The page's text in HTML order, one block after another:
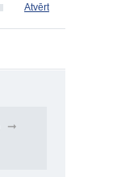
Atvērt
➞